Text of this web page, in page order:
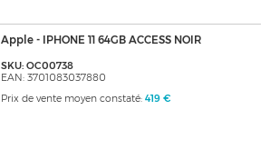
Apple - IPHONE 11 64GB ACCESS NOIR
SKU: OC00738
EAN: 3701083037880
Prix de vente moyen constaté: 419 €